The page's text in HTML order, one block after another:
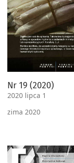
Nr 19 (2020)
2020 lipca 1
zima 2020